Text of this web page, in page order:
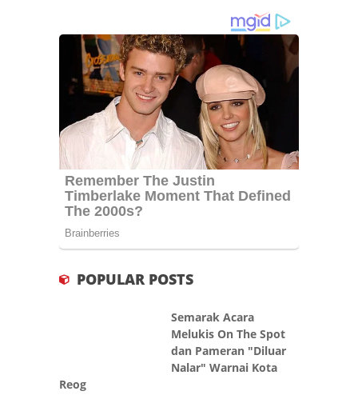
POPULAR POSTS
Semarak Acara
Melukis On The Spot
dan Pameran "Diluar
Nalar" Warnai Kota
Reog